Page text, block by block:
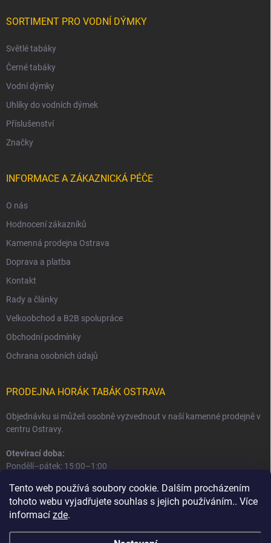
Tento web používá soubory cookie. Dalším procházením
tohoto webu vyjadřujete souhlas s jejich používáním.. Více
informací zde.
SORTIMENT PRO VODNÍ DÝMKY
Světlé tabáky
Černé tabáky
Vodní dýmky
Uhlíky do vodních dýmek
Příslušenství
Značky
INFORMACE A ZÁKAZNICKÁ PÉČE
O nás
Hodnocení zákazníků
Kamenná prodejna Ostrava
Doprava a platba
Kontakt
Rady a články
Velkoobchod a B2B spolupráce
Obchodní podmínky
Ochrana osobních údajů
PRODEJNA HORÁK TABÁK OSTRAVA
Objednávku si můžeš osobně vyzvednout v naší kamenné prodejně v
centru Ostravy.
Otevírací doba:
Pondělí–pátek: 15:00–1:00
Informace o prodejně a osobním odběru